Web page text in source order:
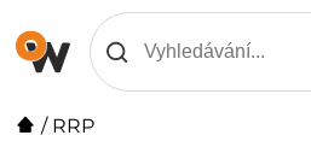
/ RRP